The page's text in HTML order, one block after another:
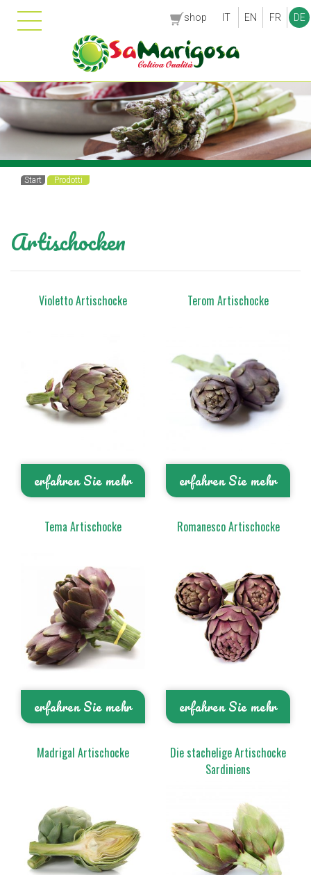
shop IT EN FR DE
Start Prodotti
Artischocken
Violetto Artischocke
erfahren Sie mehr
Terom Artischocke
erfahren Sie mehr
Tema Artischocke
erfahren Sie mehr
Romanesco Artischocke
erfahren Sie mehr
Madrigal Artischocke
Die stachelige Artischocke
Sardiniens